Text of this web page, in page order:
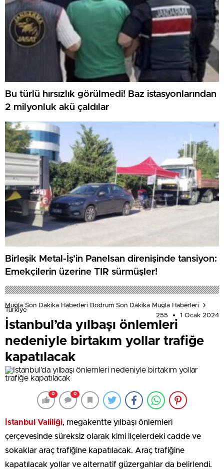
Bu türlü hırsızlık görülmedi! Baz istasyonlarından
2 milyonluk akü çaldılar
Birleşik Metal-İş’in Panelsan direnişinde tansiyon:
Emekçilerin üzerine TIR sürmüşler!
Muğla Son Dakika Haberleri Bodrum Son Dakika Muğla Haberleri
Türkiye
255
1 Ocak 2024
İstanbul’da yılbaşı önlemleri
nedeniyle birtakım yollar trafiğe
kapatılacak
0 0
İstanbul Valiliği, megakentte yılbaşı önlemleri
çerçevesinde süreksiz olarak kimi ilçelerdeki cadde ve
sokaklar araç trafiğine kapatılacak. Araç trafiğine
kapatılacak yollar ve alternatif güzergahlar da belirlendi.